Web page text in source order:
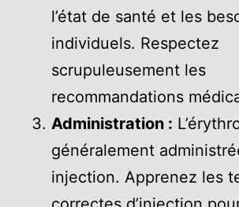
l’état de santé et les
individuels. Respectez
scrupuleusement les
recommandations
Administration :
généralement
injection. Apprenez les